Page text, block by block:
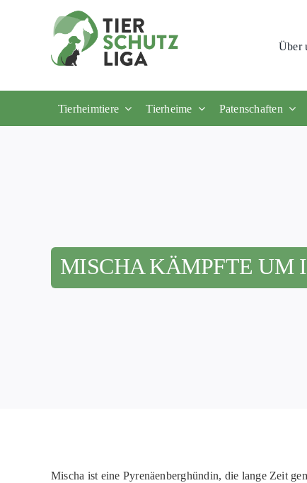
Über
Tierheimtiere Tierheime Patenschaften
MISCHA KÄMPFTE UM
Mischa ist eine Pyrenäenberghündin, die lange Zeit